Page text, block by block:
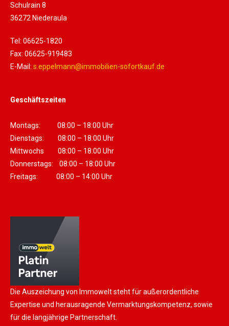
Schulrain 8
36272 Niederaula
Tel: 06625-1820
Fax: 06625-919483
E-Mail: s.eppelmann@immobilien-sofortkauf.de
Geschäftszeiten
Montags: 08:00 – 18:00 Uhr
Dienstags: 08:00 – 18:00 Uhr
Mittwochs 08:00 – 18:00 Uhr
Donnerstags: 08:00 – 18:00 Uhr
Freitags: 08:00 – 14:00 Uhr
Die Auszeichung von Immowelt steht für außerordentliche
Expertise und herausragende Vermarktungskompetenz, sowie
für die langjährige Partnerschaft.